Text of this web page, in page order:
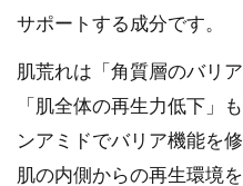
サポートする成分です。
肌荒れは「角質層のバリ
「肌全体の再生力低下」
ンアミドでバリア機能を
肌の内側からの再生環境